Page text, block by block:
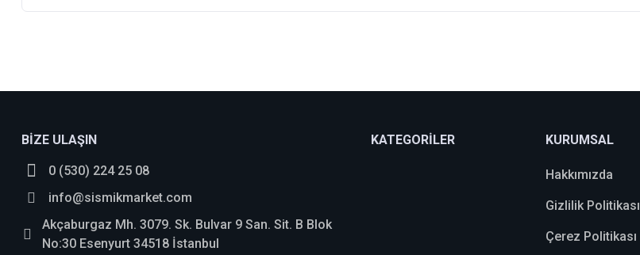
BİZE ULAŞIN
0 (530) 224 25 08
info@sismikmarket.com
Akçaburgaz Mh. 3079. Sk. Bulvar 9 San. Sit. B Blok
No:30 Esenyurt 34518 İstanbul
KATEGORİLER KURUMSAL
Hakkımızda
Gizlilik Politikası
Çerez Politikası